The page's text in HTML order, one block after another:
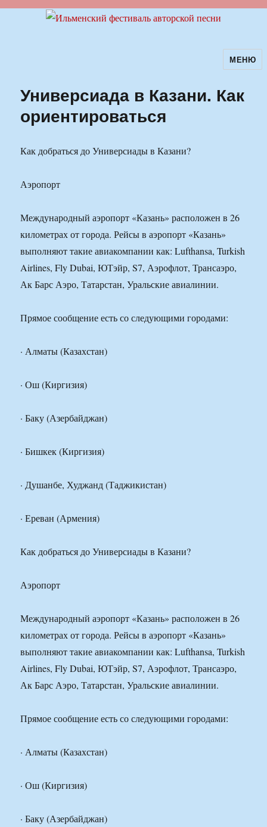
Ильменский фестиваль авторскойМЕНЮ
Универсиада в Казани. Как
ориентироваться
Как добраться до Универсиады в Казани?
Аэропорт
Международный аэропорт «Казань» расположен в 26
километрах от города. Рейсы в аэропорт «Казань»
выполняют такие авиакомпании как: Lufthansa, Turkish
Airlines, Fly Dubai, ЮТэйр, S7, Аэрофлот, Трансаэро,
Ак Барс Аэро, Татарстан, Уральские авиалинии.
Прямое сообщение есть со следующими городами:
· Алматы (Казахстан)
· Ош (Киргизия)
· Баку (Азербайджан)
· Бишкек (Киргизия)
· Душанбе, Худжанд (Таджикистан)
· Ереван (Армения)
Как добраться до Универсиады в Казани?
Аэропорт
Международный аэропорт «Казань» расположен в 26
километрах от города. Рейсы в аэропорт «Казань»
выполняют такие авиакомпании как: Lufthansa, Turkish
Airlines, Fly Dubai, ЮТэйр, S7, Аэрофлот, Трансаэро,
Ак Барс Аэро, Татарстан, Уральские авиалинии.
Прямое сообщение есть со следующими городами:
· Алматы (Казахстан)
· Ош (Киргизия)
· Баку (Азербайджан)